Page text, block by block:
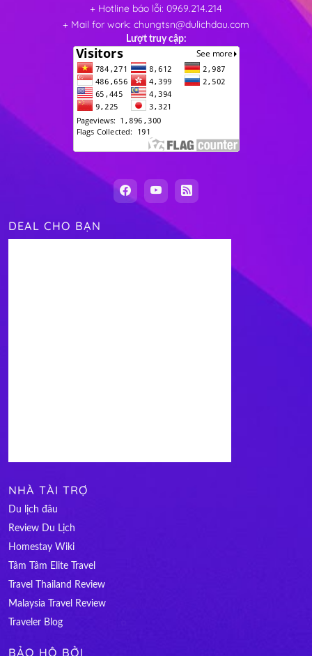
+ Hotline báo lỗi: 0969.214.214
+ Mail for work: chungtsn@dulichdau.com
Lượt truy cập:
DEAL CHO BẠN
NHÀ TÀI TRỢ
Du lịch đâu
Review Du Lịch
Homestay Wiki
Tâm Tâm Elite Travel
Travel Thailand Review
Malaysia Travel Review
Traveler Blog
BẢO HỘ BỞI